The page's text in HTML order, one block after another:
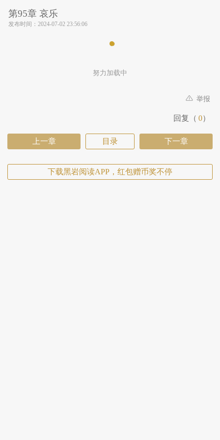
第95章 哀乐
发布时间： 2024-07-02 23:56:06
努力加载中
举报
回复（ 0）
上一章 目录 下一章
下载黑岩阅读APP，红包赠币奖不停